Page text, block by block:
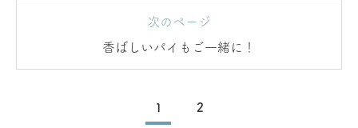
次のページ
香ばしいパイもご一緒に！
1 2